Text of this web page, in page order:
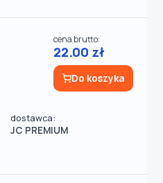
dostawca:
JC PREMIUM
cena brutto:
22.00 zł
Do koszyka